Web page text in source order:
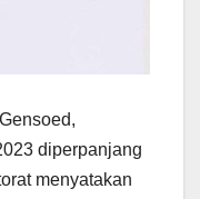
diperpanjang
menyatakan